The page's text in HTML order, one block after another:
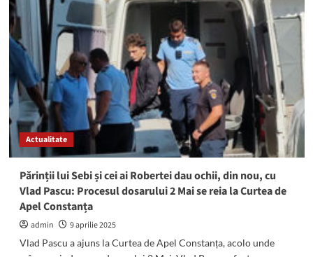
Mangaliei,
Cristian
Radu
fost
ARESTAT
pentru
30
de
zile!
Decizia
Curții
Apel
Constanța
este
definitivă
Actualitate
Părinții lui Sebi și cei ai Robertei dau ochii, din nou, cu
Vlad Pascu: Procesul dosarului 2 Mai se reia la Curtea de
Apel Constanța
admin
9 aprilie 2025
Vlad Pascu a ajuns la Curtea de Apel Constanța, acolo unde